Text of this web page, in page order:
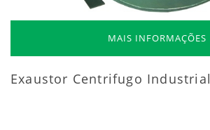
MAIS INFORMAÇÕES
Exaustor Centrifugo Industrial